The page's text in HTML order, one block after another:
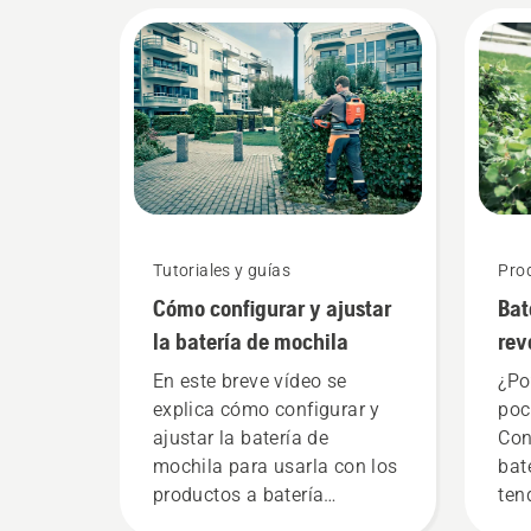
Tutoriales y guías
Cómo configurar y ajustar
la batería de mochila
En este breve vídeo se
explica cómo configurar y
ajustar la batería de
mochila para usarla con los
productos a batería